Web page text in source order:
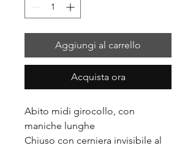
Aggiungi al carrello
Acquista ora
Abito midi girocollo, con
maniche lunghe
Chiuso con cerniera invisibile al